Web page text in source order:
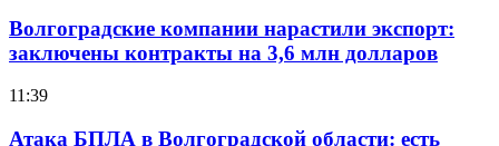
Волгоградские компании нарастили экспорт:
заключены контракты на 3,6 млн долларов
11:39
Атака БПЛА в Волгоградской области: есть